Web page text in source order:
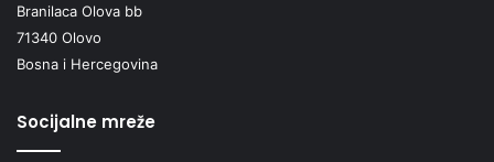
Branilaca Olova bb
71340 Olovo
Bosna i Hercegovina
Socijalne mreže